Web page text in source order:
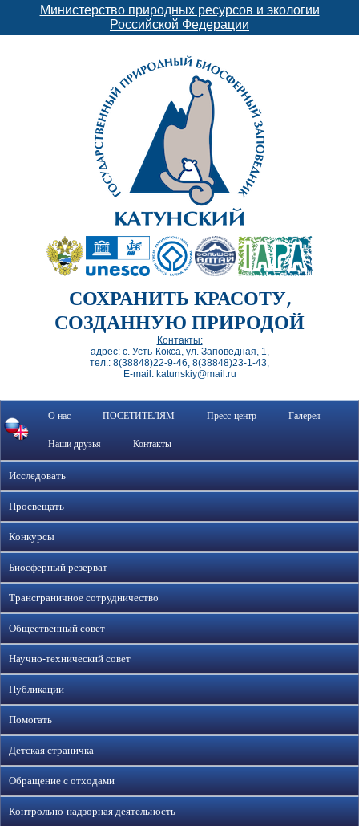
Министерство природных ресурсов и экологии
Российской Федерации
СОХРАНИТЬ КРАСОТУ,
СОЗДАННУЮ ПРИРОДОЙ
Контакты:
адрес: с. Усть-Кокса, ул. Заповедная, 1,
тел.: 8(38848)22-9-46, 8(38848)23-1-43,
E-mail: katunskiy@mail.ru
О нас ПОСЕТИТЕЛЯМ Пресс-центр Галерея
Наши друзья Контакты
Исследовать
Просвещать
Конкурсы
Биосферный резерват
Трансграничное сотрудничество
Общественный совет
Научно-технический совет
Публикации
Помогать
Детская страничка
Обращение с отходами
Контрольно-надзорная деятельность